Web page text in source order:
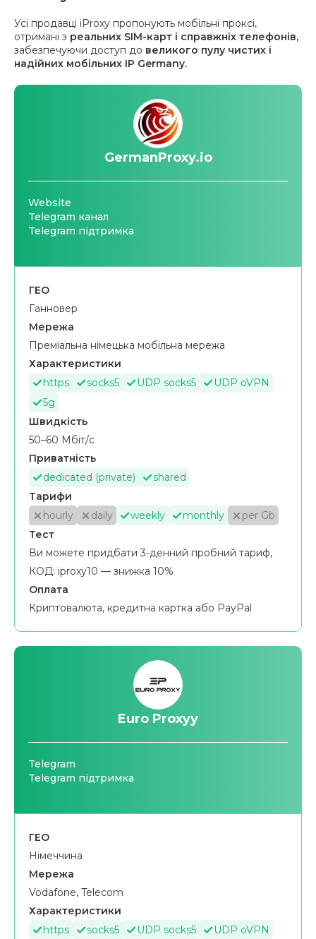
Усі продавці iProxy пропонують мобільні проксі,
отримані з реальних SIM-карт і справжніх телефонів,
забезпечуючи доступ до великого пулу чистих і
надійних мобільних IP Germany.
GermanProxy.io
Website
Telegram канал
Telegram підтримка
ГЕО
Ганновер
Мережа
Преміальна німецька мобільна мережа
Характеристики
https
socks5 UDP socks5
UDP oVPN
5g
Швидкість
50–60 Мбіт/с
Приватність
dedicated (private)
shared
Тарифи
hourly
daily weekly monthly
per Gb
Тест
Ви можете придбати 3-денний пробний тариф,
КОД: iproxy10 — знижка 10%
Оплата
Криптовалюта, кредитна картка або PayPal
Euro Proxyy
Telegram
Telegram підтримка
ГЕО
Німеччина
Мережа
Vodafone, Telecom
Характеристики
https
socks5 UDP socks5 UDP oVPN